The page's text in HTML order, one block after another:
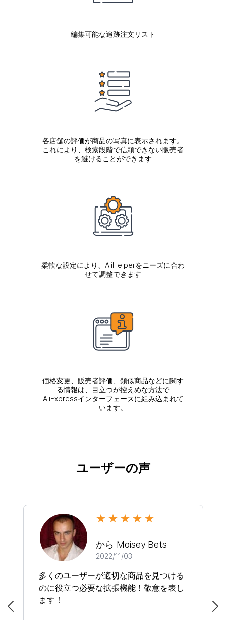
編集可能な追跡注文リスト
各店舗の評価が商品の写真に表示されます。
これにより、検索段階で信頼できない販売者
を避けることができます
柔軟な設定により、AliHelperをニーズに合わ
せて調整できます
価格変更、販売者評価、類似商品などに関す
る情報は、目立つが控えめな方法で
AliExpressインターフェースに組み込まれて
います。
ユーザーの声
から Moisey Bets
2022/11/03
多くのユーザーが適切な商品を見つける
のに役立つ必要な拡張機能！敬意を表し
ます！